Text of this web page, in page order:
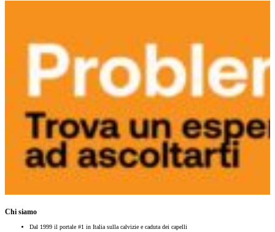
Chi siamo
Dal 1999 il portale #1 in Italia sulla calvizie e caduta dei capelli